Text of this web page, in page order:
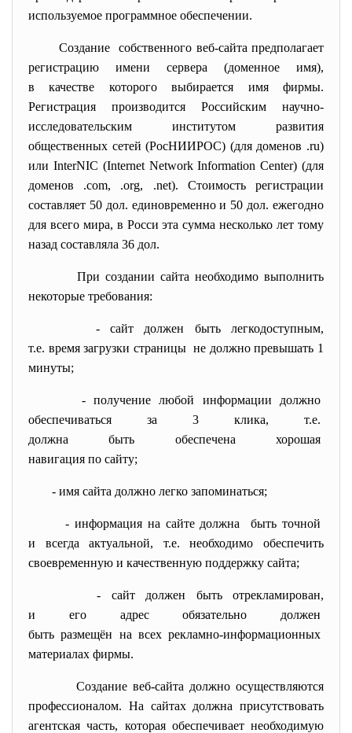
используемое программное обеспечении.
Создание собственного веб-сайта предполагает
регистрацию имени сервера (доменное имя),
в качестве которого выбирается имя фирмы.
Регистрация производится Российским научно-
исследовательским институтом развития
общественных сетей (РосНИИРОС) (для доменов .ru)
или InterNIC (Internet Network Information Center) (для
доменов .com, .org, .net). Стоимость регистрации
составляет 50 дол. единовременно и 50 дол. ежегодно
для всего мира, в Росси эта сумма несколько лет тому
назад составляла 36 дол.
При создании сайта необходимо выполнить
некоторые требования:
- сайт должен бытьлегкодоступным,
т.е. время загрузки страницы не должно превышать 1
минуты;
- получение любой информации должно
обеспечиваться за 3 клика, т.е.
должна быть обеспечена хорошая
навигация по сайту;
- имя сайта должно легко запоминаться;
- информация на сайте должна быть точной
и всегда актуальной, т.е. необходимо обеспечить
своевременную и качественную поддержку сайта;
- сайт должен быть отрекламирован,
и его адрес обязательно должен
быть размещён на всех рекламно-информационных
материалах фирмы.
Создание веб-сайта должно осуществляются
профессионалом. На сайтах должна присутствовать
агентская часть, которая обеспечивает необходимую